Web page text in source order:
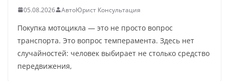
05.08.2026 АвтоЮрист Консультация
Покупка мотоцикла — это не просто вопрос
транспорта. Это вопрос темперамента. Здесь нет
случайностей: человек выбирает не столько средство
передвижения,